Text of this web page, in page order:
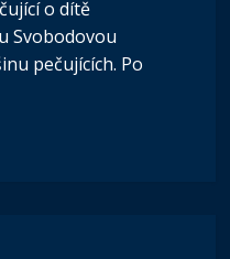
o dítě
Svobodovou
pečujících. Po